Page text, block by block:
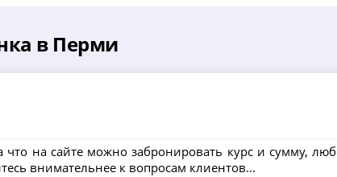
в Перми
на сайте можно забронировать курс и сумму,
внимательнее к вопросам клиентов...